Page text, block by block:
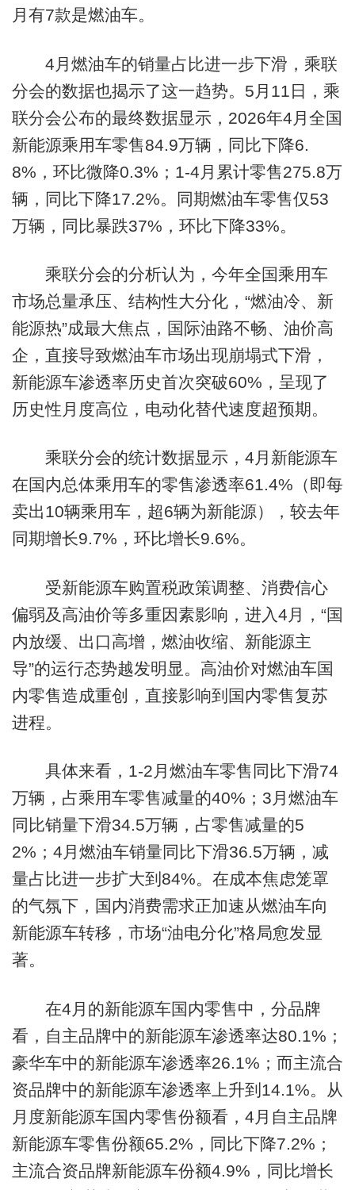
月有7款是燃油车。
4月燃油车的销量占比进一步下滑，乘联
分会的数据也揭示了这一趋势。5月11日，乘
联分会公布的最终数据显示，2026年4月全国
新能源乘用车零售84.9万辆，同比下降6.
8%，环比微降0.3%；1-4月累计零售275.8万
辆，同比下降17.2%。同期燃油车零售仅53
万辆，同比暴跌37%，环比下降33%。
乘联分会的分析认为，今年全国乘用车
市场总量承压、结构性大分化，“燃油冷、新
能源热”成最大焦点，国际油路不畅、油价高
企，直接导致燃油车市场出现崩塌式下滑，
新能源车渗透率历史首次突破60%，呈现了
历史性月度高位，电动化替代速度超预期。
乘联分会的统计数据显示，4月新能源车
在国内总体乘用车的零售渗透率61.4%（即每
卖出10辆乘用车，超6辆为新能源），较去年
同期增长9.7%，环比增长9.6%。
受新能源车购置税政策调整、消费信心
偏弱及高油价等多重因素影响，进入4月，“国
内放缓、出口高增，燃油收缩、新能源主
导”的运行态势越发明显。高油价对燃油车国
内零售造成重创，直接影响到国内零售复苏
进程。
具体来看，1-2月燃油车零售同比下滑74
万辆，占乘用车零售减量的40%；3月燃油车
同比销量下滑34.5万辆，占零售减量的5
2%；4月燃油车销量同比下滑36.5万辆，减
量占比进一步扩大到84%。在成本焦虑笼罩
的气氛下，国内消费需求正加速从燃油车向
新能源车转移，市场“油电分化”格局愈发显
著。
在4月的新能源车国内零售中，分品牌
看，自主品牌中的新能源车渗透率达80.1%；
豪华车中的新能源车渗透率26.1%；而主流合
资品牌中的新能源车渗透率上升到14.1%。从
月度新能源车国内零售份额看，4月自主品牌
新能源车零售份额65.2%，同比下降7.2%；
主流合资品牌新能源车份额4.9%，同比增长